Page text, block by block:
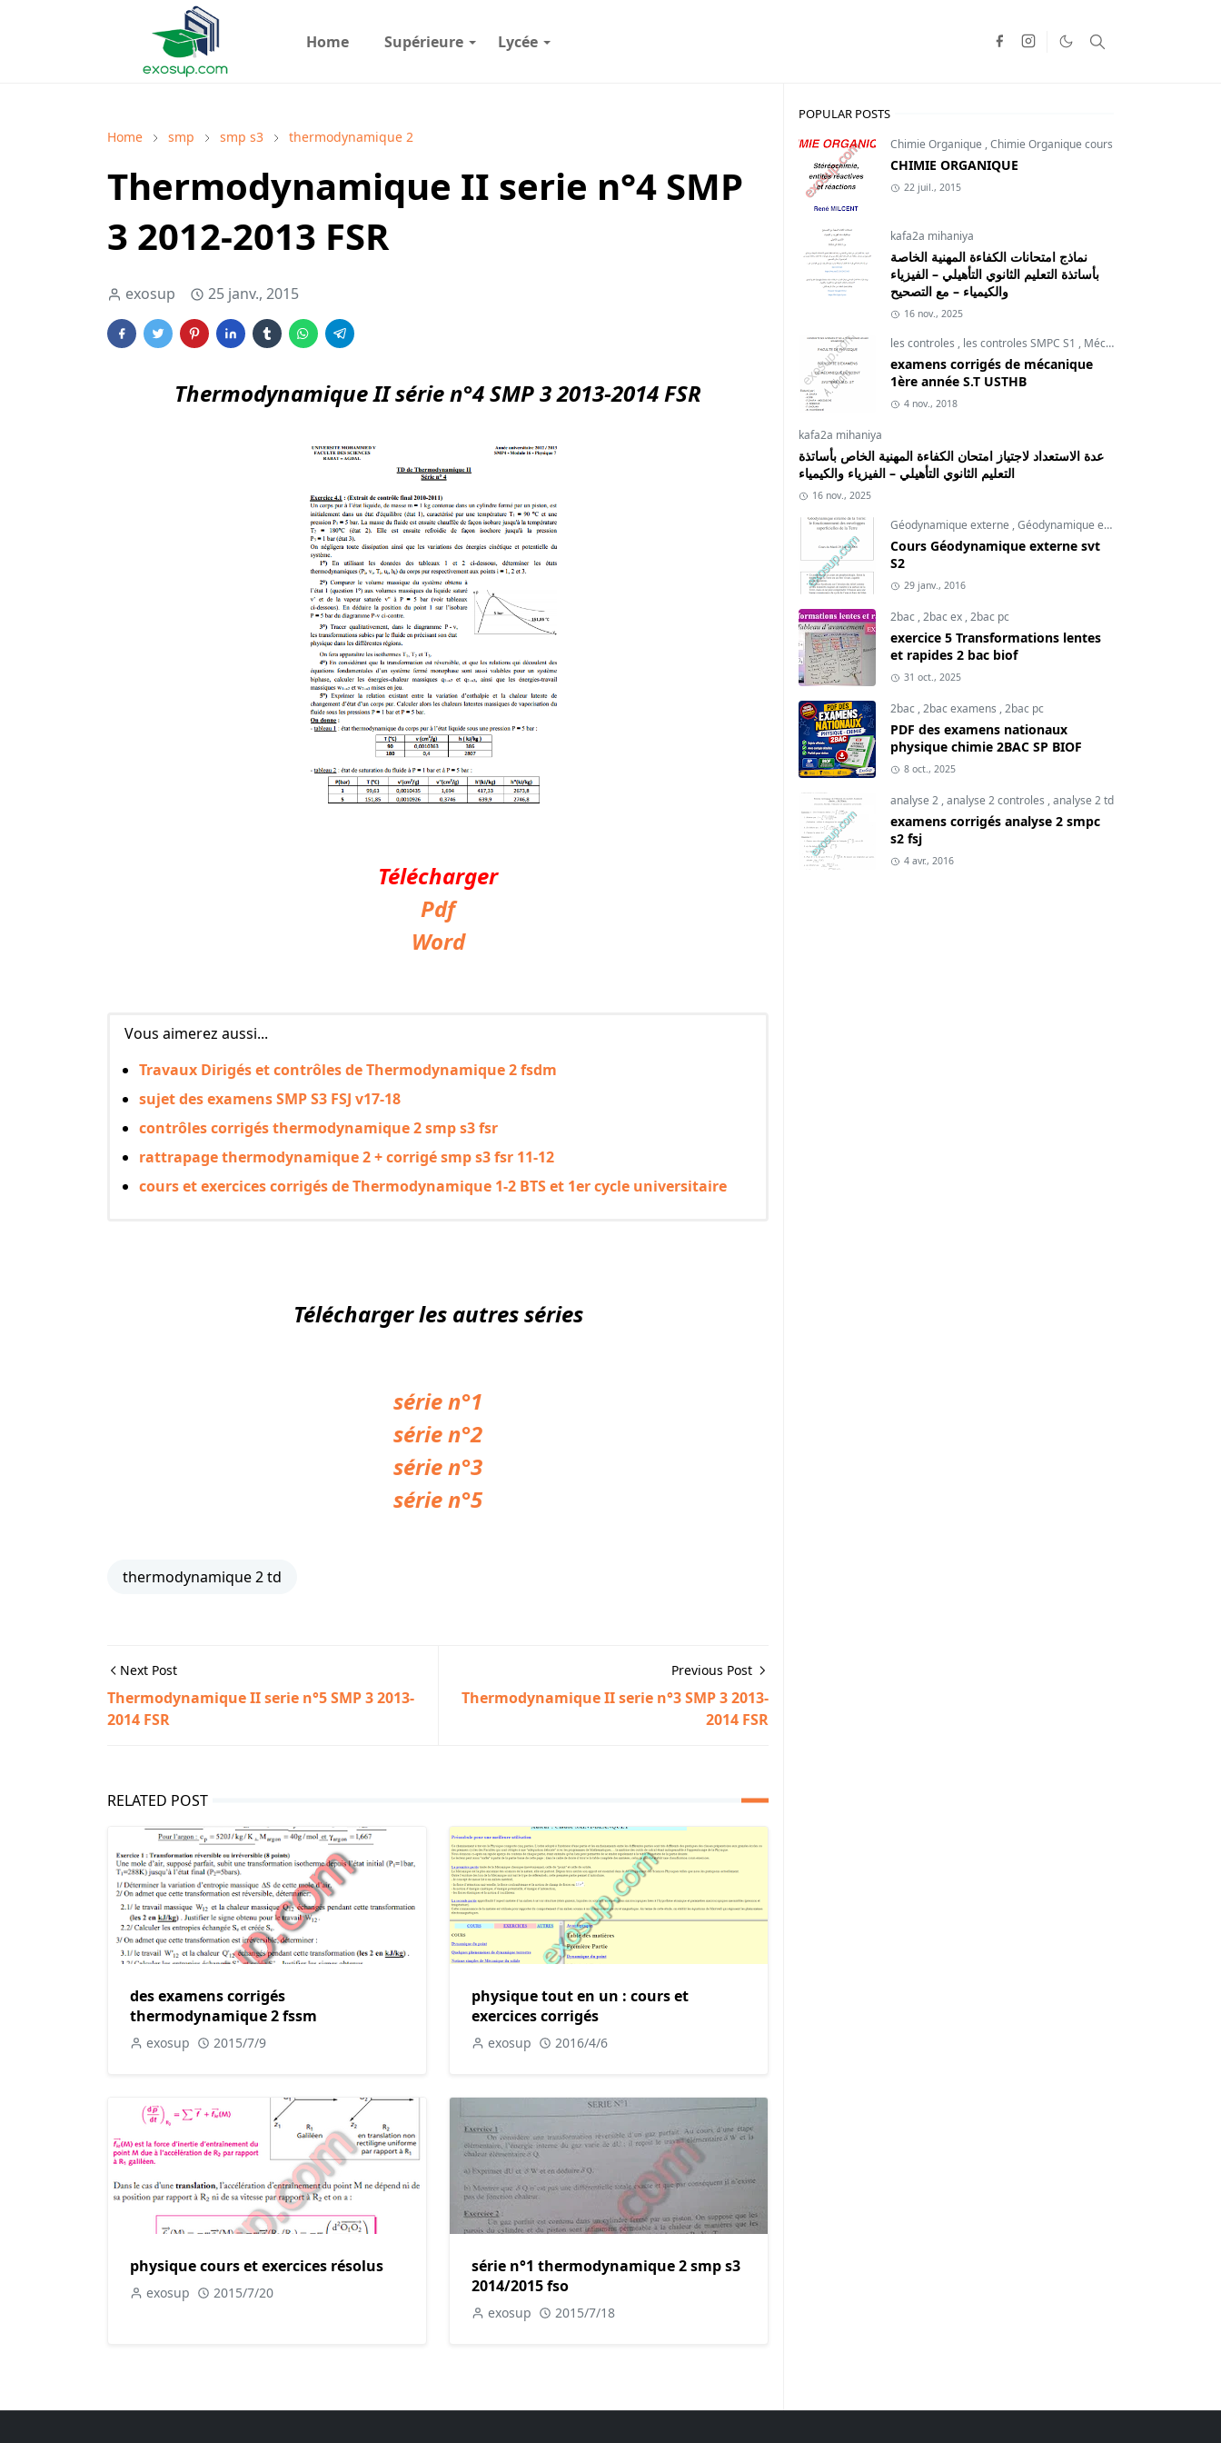
Home Supérieure Lycée
Home smp smp s3 thermodynamique 2
Thermodynamique II serie n°4 SMP
3 2012-2013 FSR
exosup 25 janv., 2015
Thermodynamique II série n°4 SMP 3 2013-2014 FSR
Télécharger
Pdf
Word
Vous aimerez aussi...
Travaux Dirigés et contrôles de Thermodynamique 2 fsdm
sujet des examens SMP S3 FSJ v17-18
contrôles corrigés thermodynamique 2 smp s3 fsr
rattrapage thermodynamique 2 + corrigé smp s3 fsr 11-12
cours et exercices corrigés de Thermodynamique 1-2 BTS et 1er cycle universitaire
Télécharger les autresséries
série n°1
série n°2
série n°3
série n°5
thermodynamique 2 td
Next Post
Thermodynamique II serie n°5 SMP 3 2013-
2014 FSR
Previous Post
Thermodynamique II serie n°3 SMP 3 2013-
2014 FSR
RELATED POST
des examens corrigés
thermodynamique 2 fssm
exosup 2015/7/9
physique tout en un : cours et
exercices corrigés
exosup 2016/4/6
physique cours et exercices résolus
exosup 2015/7/20
série n°1 thermodynamique 2 smp s3
2014/2015 fso
exosup 2015/7/18
POPULAR POSTS
Chimie Organique ,Chimie Organique cours
CHIMIE ORGANIQUE
22 juil., 2015
kafa2a mihaniya
نماذج امتحانات الكفاءة المهنية الخاصة
بأساتذة التعليم الثانوي التأهيلي – الفيزياء
والكيمياء – مع التصحيح
16 nov., 2025
les controles , les controles SMPC S1 , Mécanique du point
examens corrigés de mécanique
1ère année S.T USTHB
4 nov., 2018
kafa2a mihaniya
عدة الاستعداد لاجتياز امتحان الكفاءة المهنية الخاص بأساتذة
التعليم الثانوي التأهيلي – الفيزياء والكيمياء
16 nov., 2025
Géodynamique externe ,Géodynamique externe cours
Cours Géodynamique externe svt
S2
29 janv., 2016
2bac,2bac ex,2bac pc
exercice 5 Transformations lentes
et rapides 2 bac biof
31 oct., 2025
2bac,2bac examens ,2bac pc
PDF des examens nationaux
physique chimie 2BAC SP BIOF
8 oct., 2025
analyse 2,analyse 2 controles ,analyse 2 td
examens corrigés analyse 2 smpc
s2 fsj
4 avr., 2016